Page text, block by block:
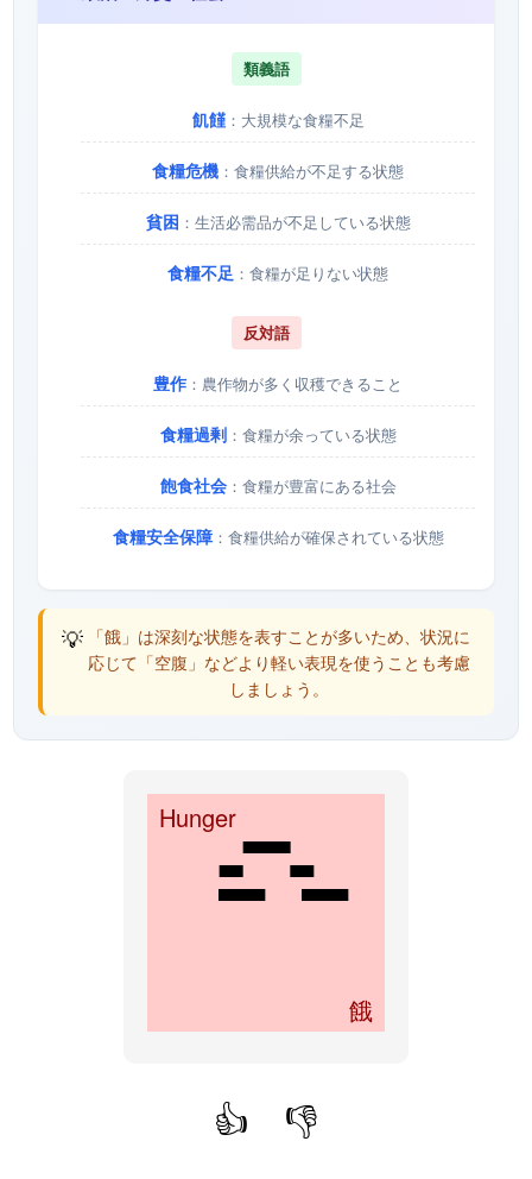
類義語
飢饉：大規模な食糧不足
食糧危機 ：食糧供給が不足する状態
貧困 ：生活必需品が不足している状態
食糧不足 ：食糧が足りない状態
反対語
豊作 ：農作物が多く収穫できること
食糧過剰：食糧が余っている状態
飽食社会：食糧が豊富にある社会
食糧安全保障：食糧供給が確保されている状態
💡 「餓」は深刻な状態を表すことが多いため、状況に
応じて「空腹」などより軽い表現を使うことも考慮
しましょう。
餓
Hunger
👍 👎